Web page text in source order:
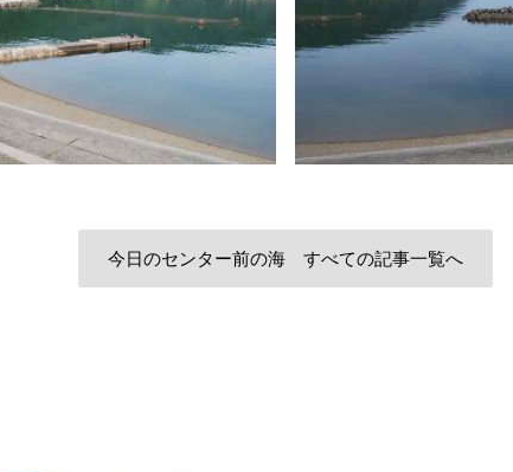
今日のセンター前の海 すべての記事一覧へ